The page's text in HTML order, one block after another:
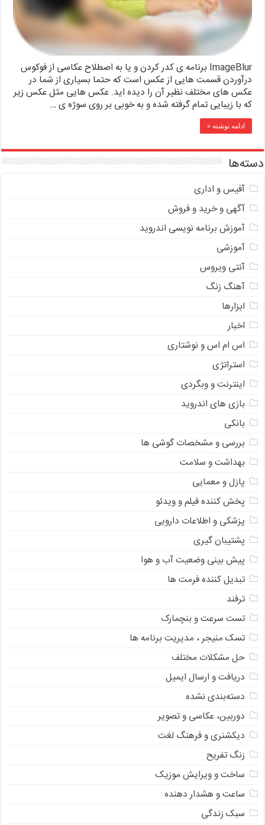
ImageBlur برنامه ی کدر کردن و یا به اصطلاح عکاسی از فوکوس
درآوردن قسمت هایی از عکس است که حتما بسیاری از شما در
عکس های مختلف نظیر آن را دیده اید. عکس هایی مثل عکس زیر
که با زیبایی تمام گرفته شده و به خوبی بر روی سوژه ی …
ادامه نوشته »
دسته‌ها
آفیس و اداری
آگهی و خرید و فروش
آموزش برنامه نویسی اندروید
آموزشی
آنتی ویروس
آهنگ زنگ
ابزارها
اخبار
اس ام اس و نوشتاری
استراتژی
اینترنت و وبگردی
بازی های اندروید
بانکی
بررسی و مشخصات گوشی ها
بهداشت و سلامت
پازل و معمایی
پخش کننده فیلم و ویدئو
پزشکی و اطلاعات دارویی
پشتیبان گیری
پیش بینی وضعیت آب و هوا
تبدیل کننده فرمت ها
ترفند
تست سرعت و بنچمارک
تسک منیجر ، مدیریت برنامه ها
حل مشکلات مختلف
دریافت و ارسال ایمیل
دسته‌بندی نشده
دوربین، عکاسی و تصویر
دیکشنری و فرهنگ لغت
زنگ تفریح
ساخت و ویرایش موزیک
ساعت و هشدار دهنده
سبک زندگی